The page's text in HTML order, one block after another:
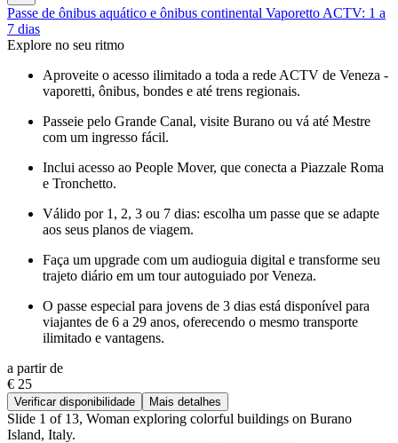
Passe de ônibus aquático e ônibus continental Vaporetto ACTV: 1 a
7 dias
Explore no seu ritmo
Aproveite o acesso ilimitado a toda a rede ACTV de Veneza -
vaporetti, ônibus, bondes e até trens regionais.
Passeie pelo Grande Canal, visite Burano ou vá até Mestre
com um ingresso fácil.
Inclui acesso ao People Mover, que conecta a Piazzale Roma
e Tronchetto.
Válido por 1, 2, 3 ou 7 dias: escolha um passe que se adapte
aos seus planos de viagem.
Faça um upgrade com um audioguia digital e transforme seu
trajeto diário em um tour autoguiado por Veneza.
O passe especial para jovens de 3 dias está disponível para
viajantes de 6 a 29 anos, oferecendo o mesmo transporte
ilimitado e vantagens.
a partir de
€ 25
Verificar disponibilidade Mais detalhes
Slide 1 of 13, Woman exploring colorful buildings on Burano
Island, Italy.